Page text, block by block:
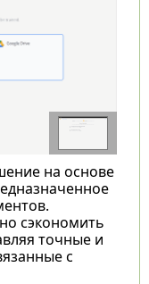
на основе
сэкономить
точные и
с